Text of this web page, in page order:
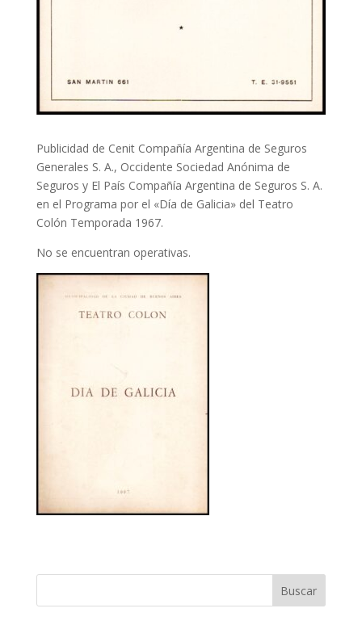
Publicidad de Cenit Compañía Argentina de Seguros
Generales S. A., Occidente Sociedad Anónima de
Seguros y El País Compañía Argentina de Seguros S. A.
en el Programa por el «Día de Galicia» del Teatro
Colón Temporada 1967.
No se encuentran operativas.